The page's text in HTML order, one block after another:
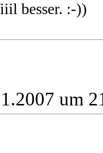
besser. :-))
um